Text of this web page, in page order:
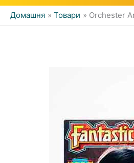
Домашня Товари Orchester